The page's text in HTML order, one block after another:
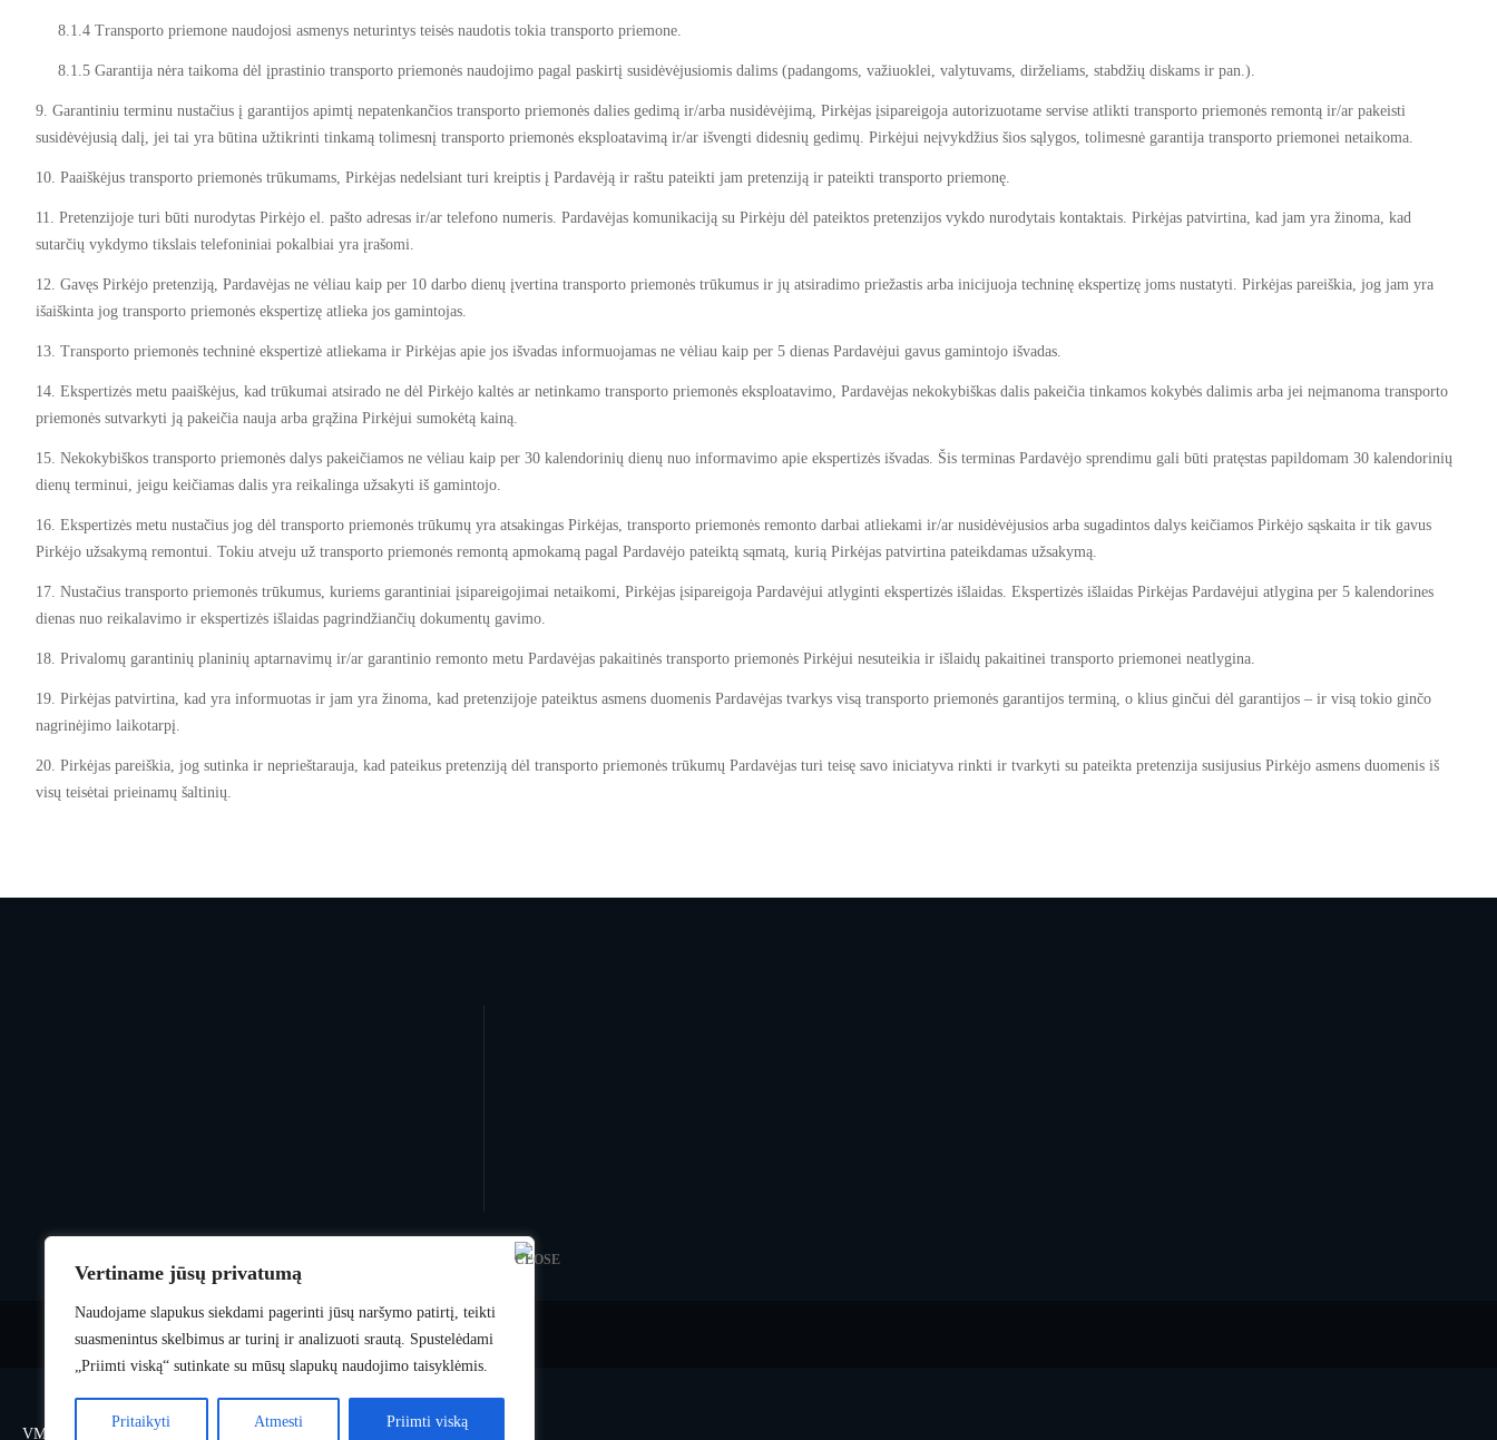
Vertiname jūsų privatumą
Naudojame slapukus siekdami pagerinti jūsų naršymo patirtį, teikti
suasmenintus skelbimus ar turinį ir analizuoti srautą. Spustelėdami
„Priimti viską“ sutinkate su mūsų slapukų naudojimo taisyklėmis.
Pritaikyti Atmesti Priimti viską
8.1.4 Transporto priemone naudojosi asmenys neturintys teisės naudotis tokia transporto priemone.
8.1.5 Garantija nėra taikoma dėl įprastinio transporto priemonės naudojimo pagal paskirtį susidėvėjusiomis dalims (padangoms, važiuoklei, valytuvams, dirželiams, stabdžių diskams ir pan.).
9. Garantiniu terminu nustačius į garantijos apimtį nepatenkančios transporto priemonės dalies gedimą ir/arba nusidėvėjimą, Pirkėjas įsipareigoja autorizuotame servise atlikti transporto priemonės remontą ir/ar pakeisti
susidėvėjusią dalį, jei tai yra būtina užtikrinti tinkamą tolimesnį transporto priemonės eksploatavimą ir/ar išvengti didesnių gedimų. Pirkėjui neįvykdžius šios sąlygos, tolimesnė garantija transporto priemonei netaikoma.
10. Paaiškėjus transporto priemonės trūkumams, Pirkėjas nedelsiant turi kreiptis į Pardavėją ir raštu pateikti jam pretenziją ir pateikti transporto priemonę.
11. Pretenzijoje turi būti nurodytas Pirkėjo el. pašto adresas ir/ar telefono numeris. Pardavėjas komunikaciją su Pirkėju dėl pateiktos pretenzijos vykdo nurodytais kontaktais. Pirkėjas patvirtina, kad jam yra žinoma, kad
sutarčių vykdymo tikslais telefoniniai pokalbiai yra įrašomi.
12. Gavęs Pirkėjo pretenziją, Pardavėjas ne vėliau kaip per 10 darbo dienų įvertina transporto priemonės trūkumus ir jų atsiradimo priežastis arba inicijuoja techninę ekspertizę joms nustatyti. Pirkėjas pareiškia, jog jam yra
išaiškinta jog transporto priemonės ekspertizę atlieka jos gamintojas.
13. Transporto priemonės techninė ekspertizė atliekama ir Pirkėjas apie jos išvadas informuojamas ne vėliau kaip per 5 dienas Pardavėjui gavus gamintojo išvadas.
14. Ekspertizės metu paaiškėjus, kad trūkumai atsirado ne dėl Pirkėjo kaltės ar netinkamo transporto priemonės eksploatavimo, Pardavėjas nekokybiškas dalis pakeičia tinkamos kokybės dalimis arba jei neįmanoma transporto
priemonės sutvarkyti ją pakeičia nauja arba grąžina Pirkėjui sumokėtą kainą.
15. Nekokybiškos transporto priemonės dalys pakeičiamos ne vėliau kaip per 30 kalendorinių dienų nuo informavimo apie ekspertizės išvadas. Šis terminas Pardavėjo sprendimu gali būti pratęstas papildomam 30 kalendorinių
dienų terminui, jeigu keičiamas dalis yra reikalinga užsakyti iš gamintojo.
16. Ekspertizės metu nustačius jog dėl transporto priemonės trūkumų yra atsakingas Pirkėjas, transporto priemonės remonto darbai atliekami ir/ar nusidėvėjusios arba sugadintos dalys keičiamos Pirkėjo sąskaita ir tik gavus
Pirkėjo užsakymą remontui. Tokiu atveju už transporto priemonės remontą apmokamą pagal Pardavėjo pateiktą sąmatą, kurią Pirkėjas patvirtina pateikdamas užsakymą.
17. Nustačius transporto priemonės trūkumus, kuriems garantiniai įsipareigojimai netaikomi, Pirkėjas įsipareigoja Pardavėjui atlyginti ekspertizės išlaidas. Ekspertizės išlaidas Pirkėjas Pardavėjui atlygina per 5 kalendorines
dienas nuo reikalavimo ir ekspertizės išlaidas pagrindžiančių dokumentų gavimo.
18. Privalomų garantinių planinių aptarnavimų ir/ar garantinio remonto metu Pardavėjas pakaitinės transporto priemonės Pirkėjui nesuteikia ir išlaidų pakaitinei transporto priemonei neatlygina.
19. Pirkėjas patvirtina, kad yra informuotas ir jam yra žinoma, kad pretenzijoje pateiktus asmens duomenis Pardavėjas tvarkys visą transporto priemonės garantijos terminą, o klius ginčui dėl garantijos – ir visą tokio ginčo
nagrinėjimo laikotarpį.
20. Pirkėjas pareiškia, jog sutinka ir neprieštarauja, kad pateikus pretenziją dėl transporto priemonės trūkumų Pardavėjas turi teisę savo iniciatyva rinkti ir tvarkyti su pateikta pretenzija susijusius Pirkėjo asmens duomenis iš
visų teisėtai prieinamų šaltinių.
VMmoto © 2025 Visos teisės saugomos.